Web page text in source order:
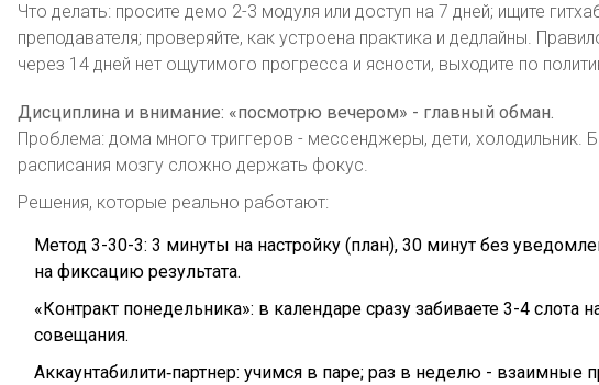
Что делать: просите демо 2-3 модуля или доступ на 7 дней; ищите
преподавателя; проверяйте, как устроена практика и дедлайны.
через 14 дней нет ощутимого прогресса и ясности, выходите по
Дисциплина и внимание: «посмотрю вечером» - главный обман.
Проблема: дома много триггеров - мессенджеры, дети, холодильник.
расписания мозгу сложно держать фокус.
Решения, которые реально работают:
Метод 3-30-3: 3 минуты на настройку (план), 30 минут без
на фиксацию результата.
«Контракт понедельника»: в календаре сразу забиваете 3-4 слота
совещания.
Аккаунтабилити‑партнер: учимся в паре; раз в неделю - взаимные